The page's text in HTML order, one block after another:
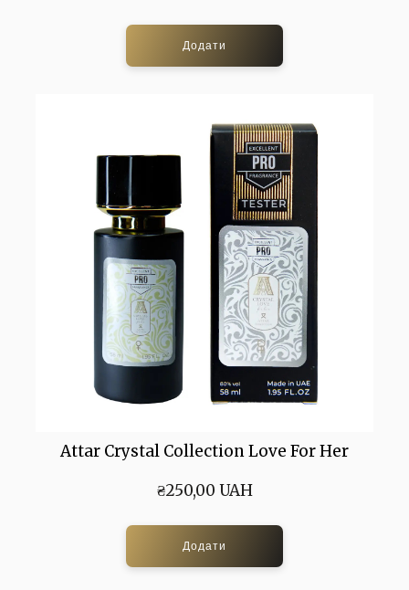
Додати
Attar Crystal Collection Love For Her
₴250,00 UAH
Додати